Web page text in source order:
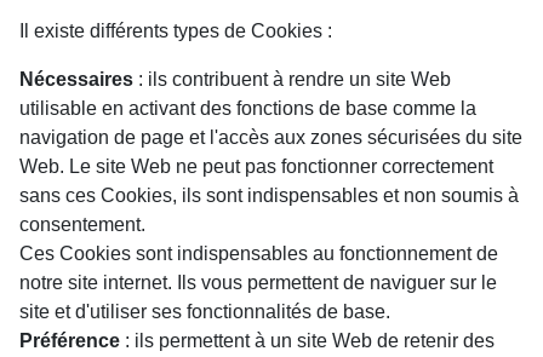
Il existe différents types de Cookies :
Nécessaires : ils contribuent à rendre un site Web
utilisable en activant des fonctions de base comme la
navigation de page et l'accès aux zones sécurisées du site
Web. Le site Web ne peut pas fonctionner correctement
sans ces Cookies, ils sont indispensables et non soumis à
consentement.
Ces Cookies sont indispensables au fonctionnement de
notre site internet. Ils vous permettent de naviguer sur le
site et d'utiliser ses fonctionnalités de base.
Préférence : ils permettent à un site Web de retenir des